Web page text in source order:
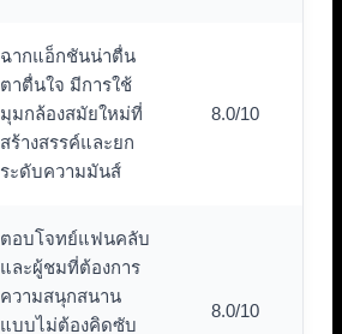
ฉากแอ็กชันน่าตื่น
ตาตื่นใจ มีการใช้
มุมกล้องสมัยใหม่ที่
สร้างสรรค์และยก
ระดับความมันส์
8.0/10
ตอบโจทย์แฟนคลับ
และผู้ชมที่ต้องการ
ความสนุกสนาน
แบบไม่ต้องคิดซับ
8.0/10